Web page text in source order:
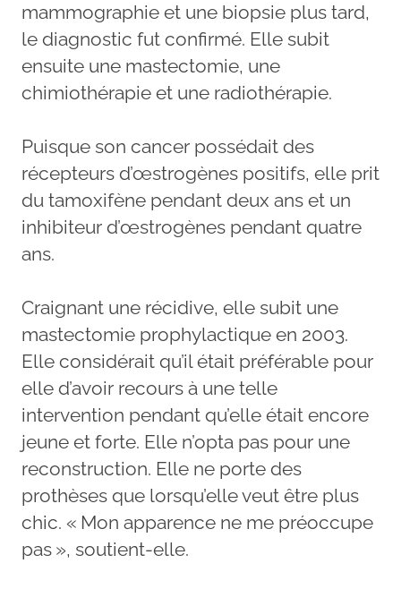
mammographie et une biopsie plus tard,
le diagnostic fut confirmé. Elle subit
ensuite une mastectomie, une
chimiothérapie et une radiothérapie.
Puisque son cancer possédait des
récepteurs d’œstrogènes positifs, elle prit
du tamoxifène pendant deux ans et un
inhibiteur d’œstrogènes pendant quatre
ans.
Craignant une récidive, elle subit une
mastectomie prophylactique en 2003.
Elle considérait qu’il était préférable pour
elle d’avoir recours à une telle
intervention pendant qu’elle était encore
jeune et forte. Elle n’opta pas pour une
reconstruction. Elle ne porte des
prothèses que lorsqu’elle veut être plus
chic. « Mon apparence ne me préoccupe
pas », soutient-elle.